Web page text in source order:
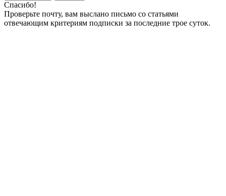
Спасибо!
Проверьте почту, вам выслано письмо со статьями
отвечающим критериям подписки за последние трое суток.